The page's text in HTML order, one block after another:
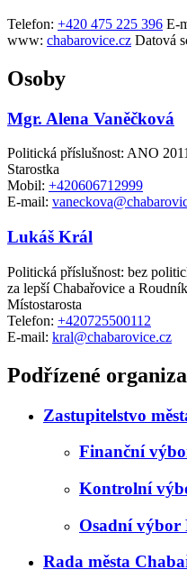
Telefon: +420 475 225 396 E-
www: chabarovice.cz Datová
Osoby
Mgr. Alena Vaněčková
Politická příslušnost: ANO 2011
Starostka
Mobil: +420606712999
E-mail:
Lukáš Král
Politická příslušnost: bez
za lepší Chabařovice a
Místostarosta
Telefon: +420725500112
E-mail: kral@chabarovice.cz
Podřízené
Zastupitelstvo
Finanční
Kontrolní
Osadní
Rada města